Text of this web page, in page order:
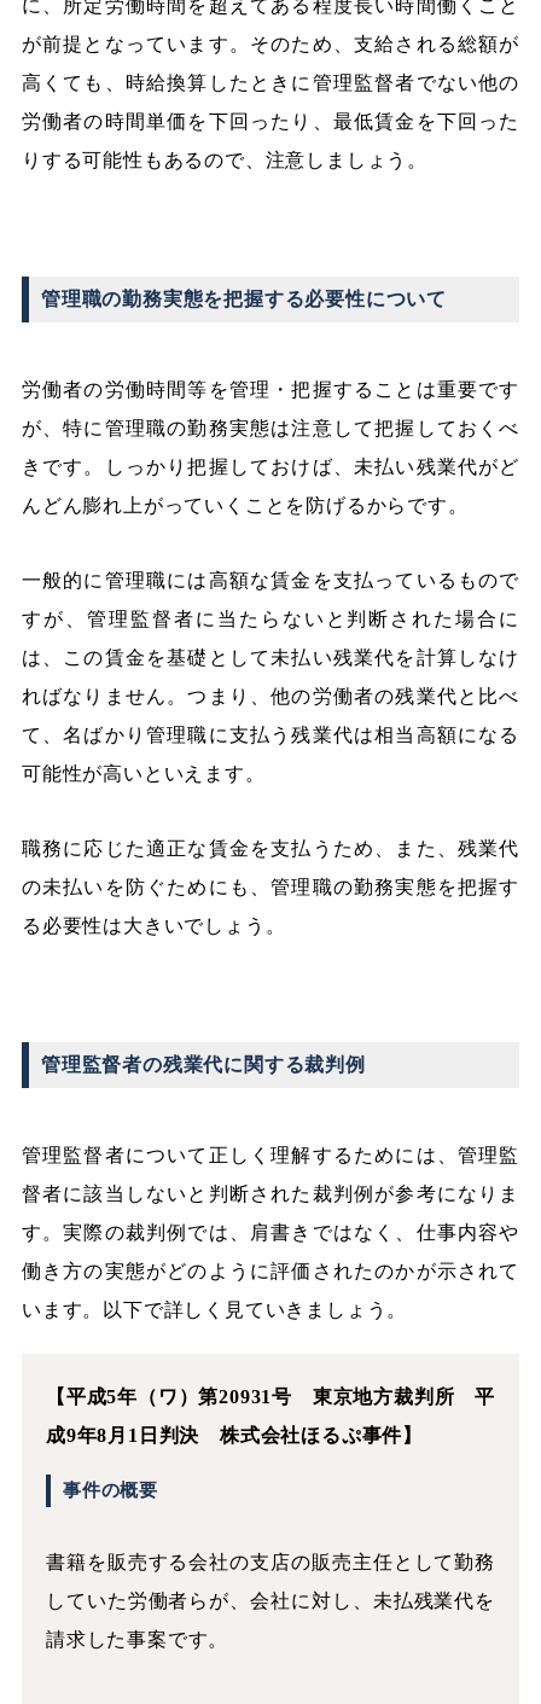
に、所定労働時間を超えてある程度長い時間働くこと
が前提となっています。そのため、支給される総額が
高くても、時給換算したときに管理監督者でない他の
労働者の時間単価を下回ったり、最低賃金を下回った
りする可能性もあるので、注意しましょう。
管理職の勤務実態を把握する必要性について
労働者の労働時間等を管理・把握することは重要です
が、特に管理職の勤務実態は注意して把握しておくべ
きです。しっかり把握しておけば、未払い残業代がど
んどん膨れ上がっていくことを防げるからです。
一般的に管理職には高額な賃金を支払っているもので
すが、管理監督者に当たらないと判断された場合に
は、この賃金を基礎として未払い残業代を計算しなけ
ればなりません。つまり、他の労働者の残業代と比べ
て、名ばかり管理職に支払う残業代は相当高額になる
可能性が高いといえます。
職務に応じた適正な賃金を支払うため、また、残業代
の未払いを防ぐためにも、管理職の勤務実態を把握す
る必要性は大きいでしょう。
管理監督者の残業代に関する裁判例
管理監督者について正しく理解するためには、管理監
督者に該当しないと判断された裁判例が参考になりま
す。実際の裁判例では、肩書きではなく、仕事内容や
働き方の実態がどのように評価されたのかが示されて
います。以下で詳しく見ていきましょう。
【平成5年（ワ）第20931号 東京地方裁判所 平
成9年8月1日判決 株式会社ほるぷ事件】
事件の概要
書籍を販売する会社の支店の販売主任として勤務
していた労働者らが、会社に対し、未払残業代を
請求した事案です。